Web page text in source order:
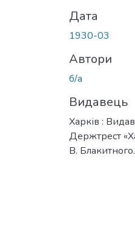
Дата
1930-03
Автори
б/а
Видавець
Харків :
Держтрест
В. Блакитного.